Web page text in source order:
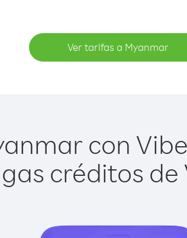
Ver tarifas a Myanmar
con
créditos